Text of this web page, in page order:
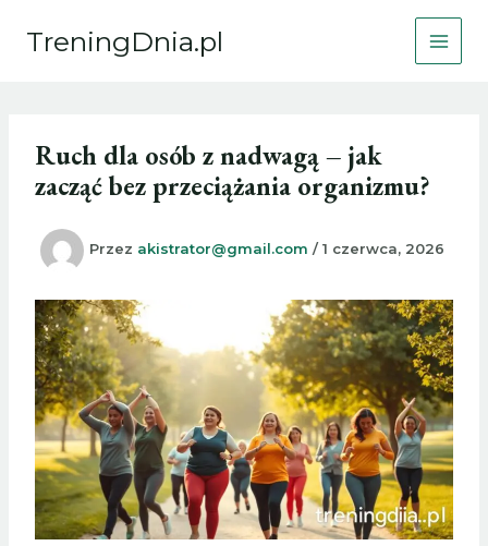
TreningDnia.pl
Ruch dla osób z nadwagą – jak
zacząć bez przeciążania organizmu?
Przez akistrator@gmail.com /1 czerwca, 2026